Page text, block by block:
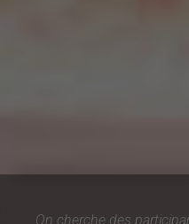
On cherche des